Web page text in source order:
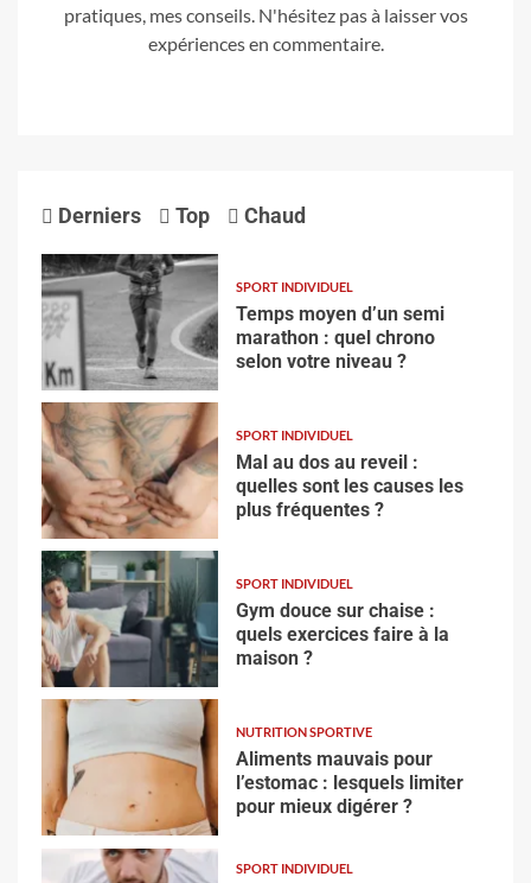
pratiques, mes conseils. N'hésitez pas à laisser vos
expériences en commentaire.
Derniers Top Chaud
SPORT INDIVIDUEL
Temps moyen d’un semi
marathon : quel chrono
selon votre niveau ?
SPORT INDIVIDUEL
Mal au dos au reveil :
quelles sont les causes les
plus fréquentes ?
SPORT INDIVIDUEL
Gym douce sur chaise :
quels exercices faire à la
maison ?
NUTRITION SPORTIVE
Aliments mauvais pour
l’estomac : lesquels limiter
pour mieux digérer ?
SPORT INDIVIDUEL